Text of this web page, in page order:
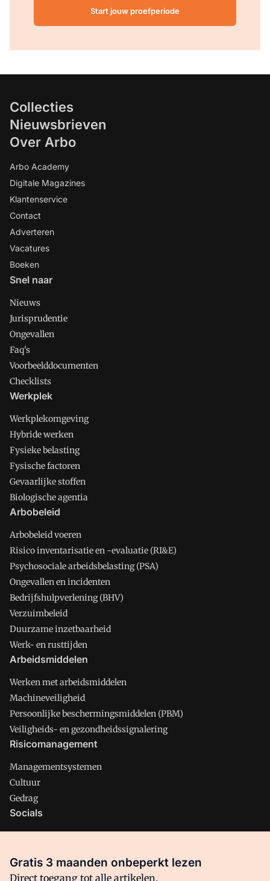
Start jouw proefperiode
Collecties
Nieuwsbrieven
Over Arbo
Arbo Academy
Digitale Magazines
Klantenservice
Contact
Adverteren
Vacatures
Boeken
Snel naar
Nieuws
Jurisprudentie
Ongevallen
Faq's
Voorbeelddocumenten
Checklists
Werkplek
Werkplekomgeving
Hybride werken
Fysieke belasting
Fysische factoren
Gevaarlijke stoffen
Biologische agentia
Arbobeleid
Arbobeleid voeren
Risico inventarisatie en -evaluatie (RI&E)
Psychosociale arbeidsbelasting (PSA)
Ongevallen en incidenten
Bedrijfshulpverlening (BHV)
Verzuimbeleid
Duurzame inzetbaarheid
Werk- en rusttijden
Arbeidsmiddelen
Werken met arbeidsmiddelen
Machineveiligheid
Persoonlijke beschermingsmiddelen (PBM)
Veiligheids- en gezondheidssignalering
Risicomanagement
Managementsystemen
Cultuur
Gedrag
Socials
Facebook
Gratis 3 maanden onbeperkt lezen
Direct toegang tot alle artikelen,